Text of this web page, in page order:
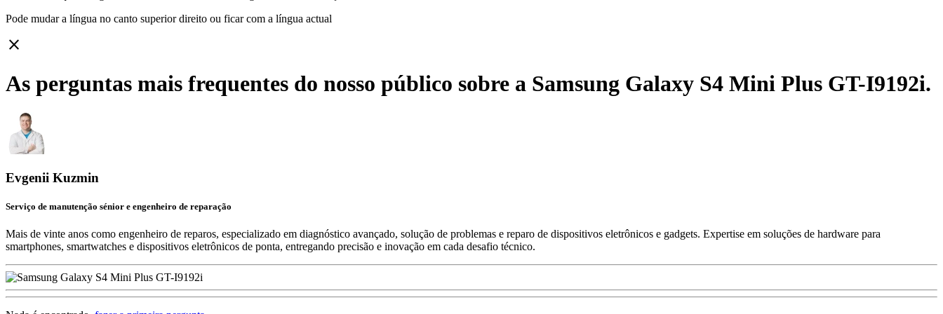
Pode mudar a língua no canto superior direito ou ficar com a língua actual
close
As perguntas mais frequentes do nosso público sobre a Samsung Galaxy S4 Mini Plus GT-I9192i.
Evgenii Kuzmin
Serviço de manutenção sénior e engenheiro de reparação
Mais de vinte anos como engenheiro de reparos, especializado em diagnóstico avançado, solução de problemas e reparo de dispositivos eletrônicos e gadgets. Expertise em soluções de hardware para
smartphones, smartwatches e dispositivos eletrônicos de ponta, entregando precisão e inovação em cada desafio técnico.